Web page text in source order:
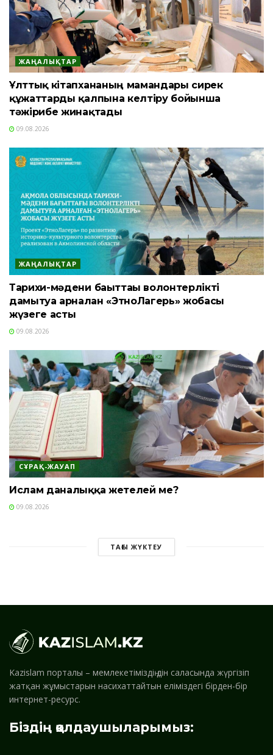
ЖАҢАЛЫҚТАР
Ұлттық кітапхананың мамандары сирек
құжаттарды қалпына келтіру бойынша
тәжірибе жинақтады
09.08.2026
ЖАҢАЛЫҚТАР
Тарихи-мәдени бағыттағы волонтерлікті
дамытуға арналған «ЭтноЛагерь» жобасы
жүзеге асты
09.08.2026
СҰРАҚ-ЖАУАП
Ислам даналыққа жетелей ме?
09.08.2026
ТАҒЫ ЖҮКТЕУ
Kazislam порталы – мемлекетіміздің дін саласында жүргізіп
жатқан жұмыстарын насихаттайтын еліміздегі бірден-бір
интернет-ресурс.
Біздің қолдаушыларымыз: